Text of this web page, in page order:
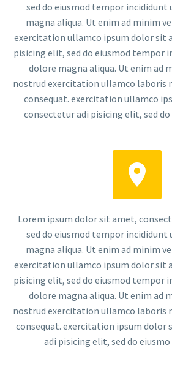
sed do eiusmod tempor
magna aliqua. Ut enim ad minim
exercitation ullamco ipsum dolor sit
pisicing elit, sed do eiusmod tempor
dolore magna aliqua. Ut enim ad
nostrud exercitation ullamco laboris
consequat. exercitation ullamco
consectetur adi pisicing elit, sed


Lorem ipsum dolor sit amet,
sed do eiusmod tempor
magna aliqua. Ut enim ad minim
exercitation ullamco ipsum dolor sit
pisicing elit, sed do eiusmod tempor
dolore magna aliqua. Ut enim ad
nostrud exercitation ullamco laboris
consequat. exercitation ipsum dolor
adi pisicing elit, sed do